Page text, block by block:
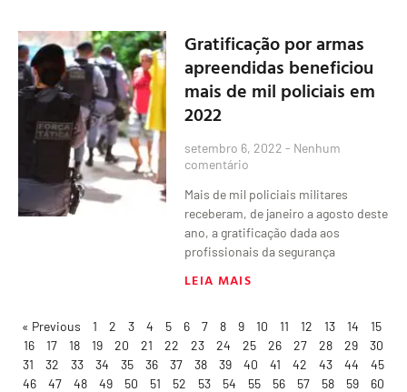
Gratificação por armas
apreendidas beneficiou
mais de mil policiais em
2022
setembro 6, 2022 Nenhum
comentário
Mais de mil policiais militares
receberam, de janeiro a agosto deste
ano, a gratificação dada aos
profissionais da segurança
LEIA MAIS
« Previous 1 2 3 4 5 6 7 8 9 10 11 12 13 14
15
16
17 18 19 20 21 22 23 24 25 26 27 28 29
30
31
32 33 34 35 36 37 38 39 40 41 42 43 44
45
46
47 48 49 50 51 52 53 54 55 56 57 58 59
60